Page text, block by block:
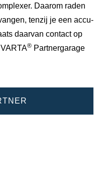
Daarom raden
tenzij je een accu-
daarvan contact op
® Partnergarage